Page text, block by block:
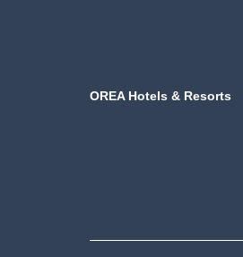
OREA Hotels & Resorts